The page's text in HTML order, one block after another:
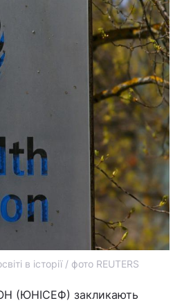
в історії / фото REUTERS
(ЮНІСЕФ) закликають